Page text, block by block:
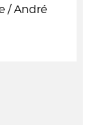
/ André